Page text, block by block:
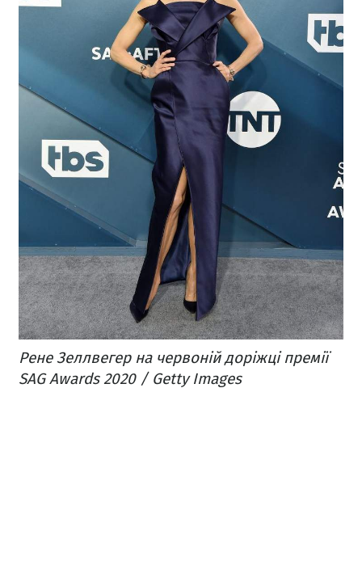
Рене Зеллвегер на червоній доріжці премії
SAG Awards 2020 / Getty Images